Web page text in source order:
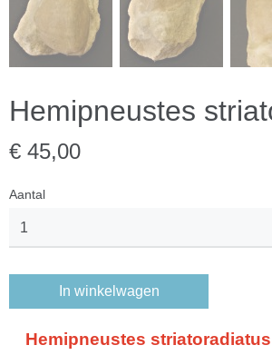
Hemipneustes
€ 45,00
Aantal
In winkelwagen
Hemipneustes